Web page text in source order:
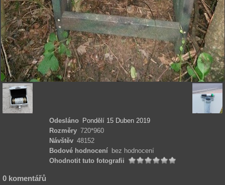
Odesláno Pondělí 15 Duben 2019
Rozměry 720*960
Návštěv 48152
Bodové hodnocení
bez hodnocení
Ohodnotit tuto fotografii
0 komentářů